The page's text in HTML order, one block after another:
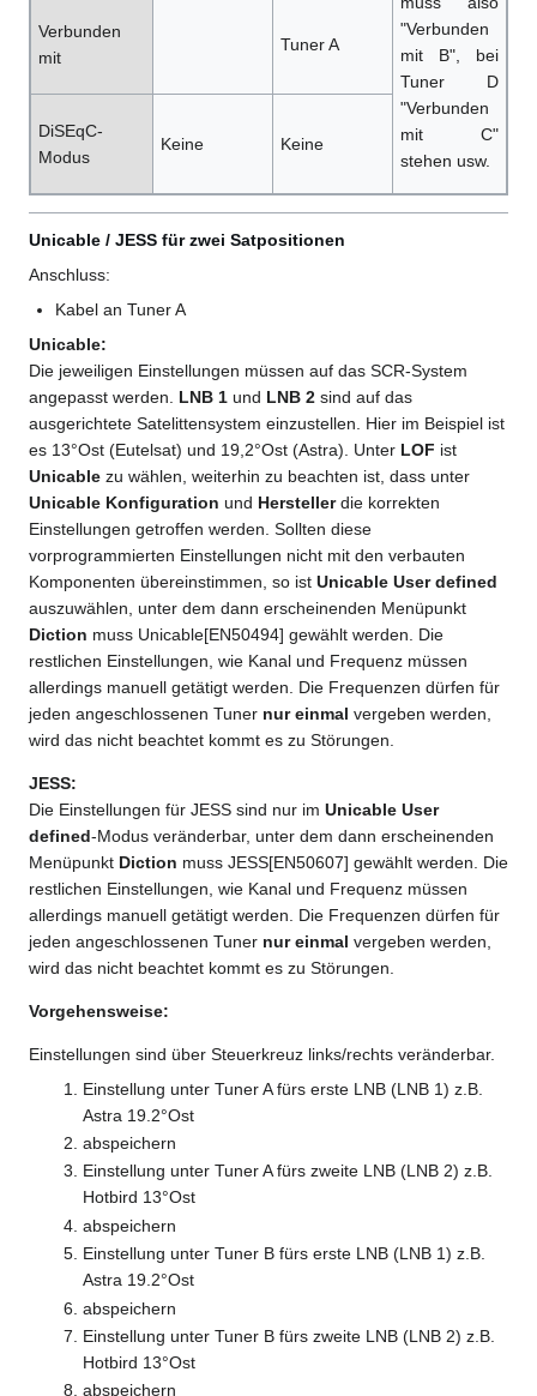
"Verbunden
mit B", bei
Tuner D
"Verbunden
mit C"
stehen usw.
Verbunden
mit
Tuner A
DiSEqC-
Modus
Keine Keine
Unicable / JESS für zwei Satpositionen
Anschluss:
Kabel an Tuner A
Unicable:
Die jeweiligen Einstellungen müssen auf das SCR-System
angepasst werden. LNB 1 und LNB 2 sind auf das
ausgerichtete Satelittensystem einzustellen. Hier im Beispiel ist
es 13°Ost (Eutelsat) und 19,2°Ost (Astra). Unter LOF ist
Unicable zu wählen, weiterhin zu beachten ist, dass unter
Unicable Konfiguration und Herstellerdie korrekten
Einstellungen getroffen werden. Sollten diese
vorprogrammierten Einstellungen nicht mit den verbauten
Komponenten übereinstimmen, so ist Unicable User defined
auszuwählen, unter dem dann erscheinenden Menüpunkt
Diction muss Unicable[EN50494] gewählt werden. Die
restlichen Einstellungen, wie Kanal und Frequenz müssen
allerdings manuell getätigt werden. Die Frequenzen dürfen für
jeden angeschlossenen Tuner nur einmal vergeben werden,
wird das nicht beachtet kommt es zu Störungen.
JESS:
Die Einstellungen für JESS sind nur im Unicable User
defined-Modus veränderbar, unter dem dann erscheinenden
Menüpunkt Diction muss JESS[EN50607] gewählt werden. Die
restlichen Einstellungen, wie Kanal und Frequenz müssen
allerdings manuell getätigt werden. Die Frequenzen dürfen für
jeden angeschlossenen Tuner nur einmal vergeben werden,
wird das nicht beachtet kommt es zu Störungen.
Vorgehensweise:
Einstellungen sind über Steuerkreuz links/rechts veränderbar.
Einstellung unter Tuner A fürs erste LNB (LNB 1) z.B.
Astra 19.2°Ost
abspeichern
Einstellung unter Tuner A fürs zweite LNB (LNB 2) z.B.
Hotbird 13°Ost
abspeichern
Einstellung unter Tuner B fürs erste LNB (LNB 1) z.B.
Astra 19.2°Ost
abspeichern
Einstellung unter Tuner B fürs zweite LNB (LNB 2) z.B.
Hotbird 13°Ost
abspeichern